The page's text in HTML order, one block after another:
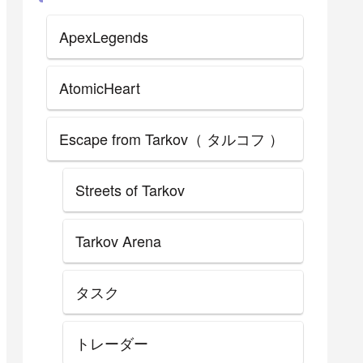
ApexLegends
AtomicHeart
Escape from Tarkov（ タルコフ ）
Streets of Tarkov
Tarkov Arena
タスク
トレーダー